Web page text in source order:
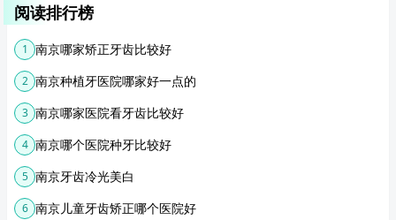
阅读排行榜
1 南京哪家矫正牙齿比较好
2 南京种植牙医院哪家好一点的
3 南京哪家医院看牙齿比较好
4 南京哪个医院种牙比较好
5 南京牙齿冷光美白
6 南京儿童牙齿矫正哪个医院好